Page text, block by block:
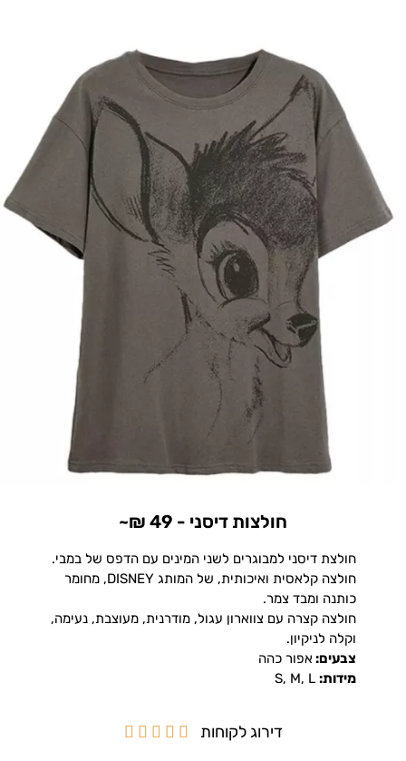
חולצות דיסני - 49 ₪~
חולצת דיסני למבוגרים לשני המינים עם הדפס של במבי.
חולצה קלאסית ואיכותית, של המותג DISNEY, מחומר
כותנה ומבד צמר.
חולצה קצרה עם צווארון עגול, מודרנית, מעוצבת, נעימה,
וקלה לניקיון.
צבעים: אפור כהה
מידות:S, M, L
דירוג לקוחות 



